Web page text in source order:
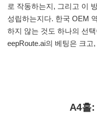
로 작동하는지, 그리고 이
성립하는지다. 한국 OEM
하지 않는 것도 하나의 선
eepRoute.ai의 베팅은 크고
A4홀